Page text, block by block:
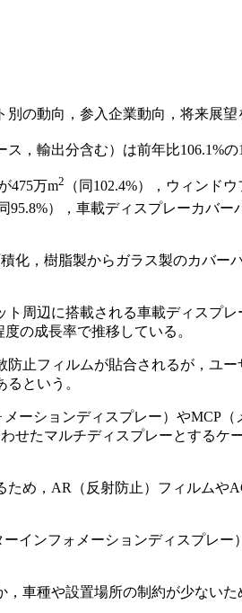
の動向，参入企業動向，将来展望
，輸出分含む）は前年比106.1%の
475万m2 （同102.4%），ウィンド
同95.8%），車載ディスプレーカバ
，樹脂製からガラス製のカバー
周辺に搭載される車載ディスプレ
の成長率で推移している。
止フィルムが貼合されるが，ユ
という。
ーションディスプレー）やMCP
たマルチディスプレーとするケ
め，AR（反射防止）フィルム
インフォメーションディスプレ
車種や設置場所の制約が少ない